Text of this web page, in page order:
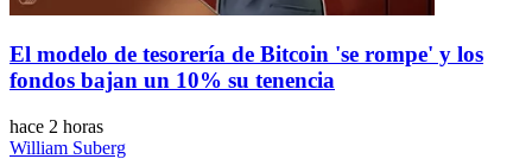
El modelo de tesorería de Bitcoin 'se rompe' y los
fondos bajan un 10% su tenencia
hace 2 horas
William Suberg